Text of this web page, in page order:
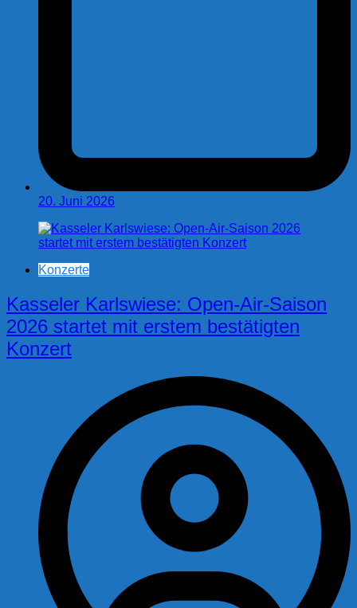
20. Juni 2026
Konzerte
Kasseler Karlswiese: Open-Air-Saison
2026 startet mit erstem bestätigten
Konzert